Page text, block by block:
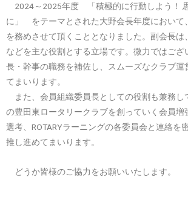
2024～2025年度 「積極的に行動しよう！
に」 をテーマとされた大野会長年度において
を務めさせて頂くこととなりました。副会長は
などを主な役割とする立場です。微力ではござ
長・幹事の職務を補佐し、スムーズなクラブ運
てまいります。
また、会員組織委員長としての役割も兼務し
の豊田東ロータリークラブを創っていく会員増
選考、ROTARYラーニングの各委員会と連絡を
推し進めてまいります。
どうか皆様のご協力をお願いいたします。